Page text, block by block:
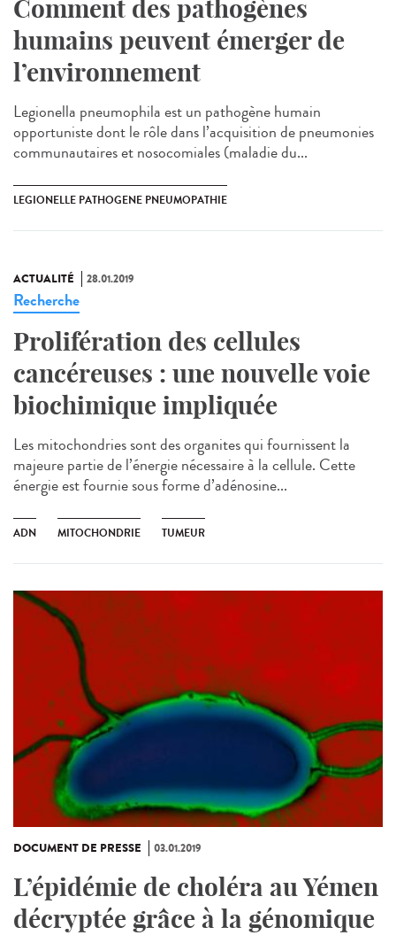
Comment des pathogènes
humains peuvent émerger de
l’environnement
Legionella pneumophila est un pathogène humain
opportuniste dont le rôle dans l’acquisition de pneumonies
communautaires et nosocomiales (maladie du...
LEGIONELLE PATHOGENE PNEUMOPATHIE
ACTUALITÉ 28.01.2019
Recherche
Prolifération des cellules
cancéreuses : une nouvelle voie
biochimique impliquée
Les mitochondries sont des organites qui fournissent la
majeure partie de l’énergie nécessaire à la cellule. Cette
énergie est fournie sous forme d’adénosine...
ADN MITOCHONDRIE TUMEUR
DOCUMENT DE PRESSE 03.01.2019
L’épidémie de choléra au Yémen
décryptée grâce à la génomique